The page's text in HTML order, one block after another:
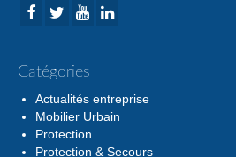
Catégories
Actualités entreprise
Mobilier Urbain
Protection
Protection & Secours